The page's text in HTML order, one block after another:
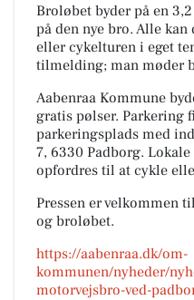
Broløbet byder på en
på den nye bro. Alle
eller cykelturen i eget
tilmelding; man møder
Aabenraa Kommune
gratis pølser. Parkering
parkeringsplads med
7, 6330 Padborg.
opfordres til at cykle
Pressen er velkommen
og broløbet.
https://aabenraa.dk/om-
kommunen/nyheder/
motorvejsbro-ved-